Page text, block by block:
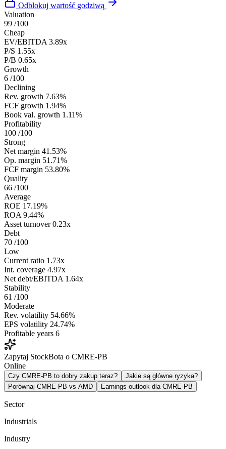
Odblokuj wartość godziwą
Valuation
99 /100
Cheap
EV/EBITDA 3.89x
P/S 1.55x
P/B 0.65x
Growth
6 /100
Declining
Rev. growth 7.63%
FCF growth 1.94%
Book val. growth 1.11%
Profitability
100 /100
Strong
Net margin 41.53%
Op. margin 51.71%
FCF margin 53.80%
Quality
66 /100
Average
ROE 17.19%
ROA 9.44%
Asset turnover 0.23x
Debt
70 /100
Low
Current ratio 1.73x
Int. coverage 4.97x
Net debt/EBITDA 1.64x
Stability
61 /100
Moderate
Rev. volatility 54.66%
EPS volatility 24.74%
Profitable years 6
Zapytaj StockBota o CMRE-PB
Online
Czy CMRE-PB to dobry zakup teraz?
Jakie są główne ryzyka?
Porównaj CMRE-PB vs AMD
Earnings outlook dla CMRE-PB
Sector
Industrials
Industry